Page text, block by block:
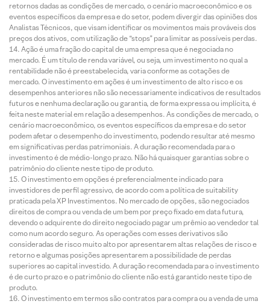
retornos dadas as condições de mercado, o cenário macroeconômico e os
eventos específicos da empresa e do setor, podem divergir das opiniões dos
Analistas Técnicos, que visam identificar os movimentos mais prováveis dos
preços dos ativos, com utilização de “stops” para limitar as possíveis perdas.
Ação é uma fração do capital de uma empresa que é negociada no
mercado. É um título de renda variável, ou seja, um investimento no qual a
rentabilidade não é preestabelecida, varia conforme as cotações de
mercado. O investimento em ações é um investimento de alto risco e os
desempenhos anteriores não são necessariamente indicativos de resultados
futuros e nenhuma declaração ou garantia, de forma expressa ou implícita, é
feita neste material em relação a desempenhos. As condições de mercado, o
cenário macroeconômico, os eventos específicos da empresa e do setor
podem afetar o desempenho do investimento, podendo resultar até mesmo
em significativas perdas patrimoniais. A duração recomendada para o
investimento é de médio-longo prazo. Não há quaisquer garantias sobre o
patrimônio do cliente neste tipo de produto.
O investimento em opções é preferencialmente indicado para
investidores de perfil agressivo, de acordo com a política de suitability
praticada pela XP Investimentos. No mercado de opções, são negociados
direitos de compra ou venda de um bem por preço fixado em data futura,
devendo o adquirente do direito negociado pagar um prêmio ao vendedor tal
como num acordo seguro. As operações com esses derivativos são
consideradas de risco muito alto por apresentarem altas relações de risco e
retorno e algumas posições apresentarem a possibilidade de perdas
superiores ao capital investido. A duração recomendada para o investimento
é de curto prazo e o patrimônio do cliente não está garantido neste tipo de
produto.
O investimento em termos são contratos para compra ou a venda de uma